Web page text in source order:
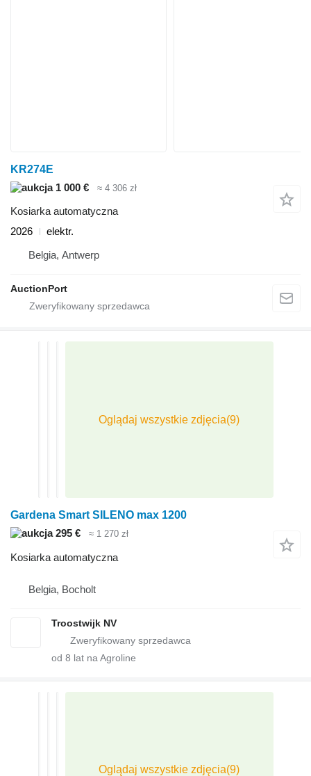
KR274E
1 000 €
≈ 4 306 zł
Kosiarka automatyczna
2026
elektr.
Belgia, Antwerp
AuctionPort
Gardena Smart SILENO max 1200
295 €
≈ 1 270 zł
Kosiarka automatyczna
Belgia, Bocholt
Troostwijk NV
od 8 lat na Agroline